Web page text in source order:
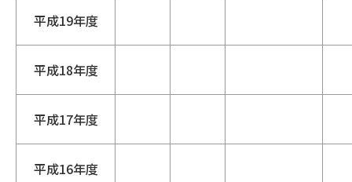
平成19年度
平成18年度
平成17年度
平成16年度